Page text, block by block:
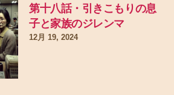
第十八話・引きこもりの息
子と家族のジレンマ
12月 19, 2024